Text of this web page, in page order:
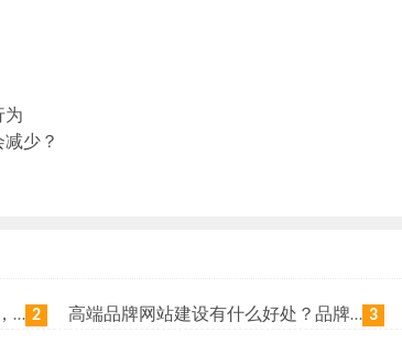
为
少？
位 2 高端品牌网站建设有什么好处？品牌网站日常维护工作有哪些？ 3